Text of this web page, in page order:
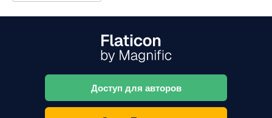
Доступ для авторов